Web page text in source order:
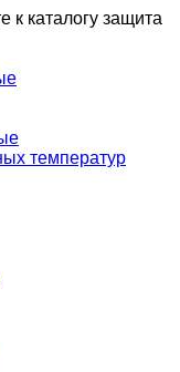
к каталогу защита
температур